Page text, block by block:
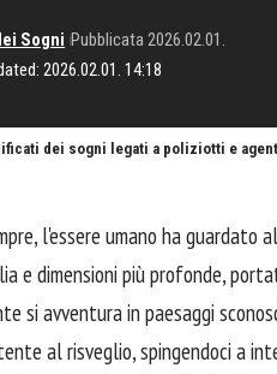
2026.02.01. 14:18
Sogni Pubblicata 2026.02.01.
dei sogni legati a poliziotti e
l'essere umano ha guardato
e dimensioni più profonde,
si avventura in paesaggi
al risveglio, spingendoci a